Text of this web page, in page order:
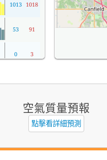
1013 1018
53 91
0 3
空氣質量預報
點擊看詳細預測